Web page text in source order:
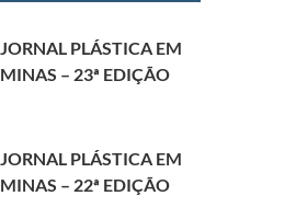
JORNAL PLÁSTICA EM
MINAS – 23ª EDIÇÃO
JORNAL PLÁSTICA EM
MINAS – 22ª EDIÇÃO